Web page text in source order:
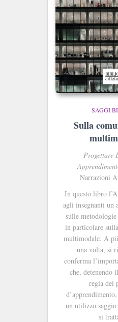
SAGGI
Sulla
Progettare
Narrazioni
In questo libro
agli insegnanti un
sulle
in particolare
multimodale. A
una volta, si
conferma
che, detenendo
regia dei
un utilizzo
si